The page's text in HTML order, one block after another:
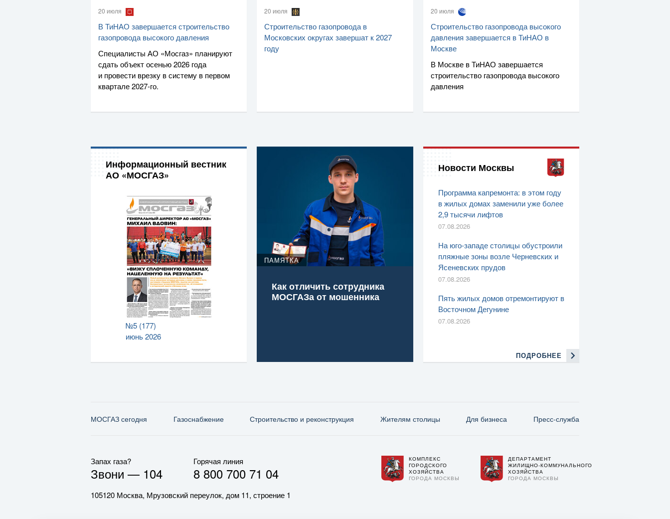
20 июля
В ТиНАО завершается строительство
газопровода высокого давления
Специалисты АО «Мосгаз» планируют
сдать объект осенью 2026 года
и провести врезку в систему в первом
квартале2027-го.
20 июля
Строительство газопровода в
Московских округах завершат к 2027
году
20 июля
Строительство газопровода высокого
давления завершается в ТиНАО в
Москве
В Москве в ТиНАО завершается
строительство газопровода высокого
давления
Информационный вестник
АО «МОСГАЗ»
№5 (177)
июнь 2026
ПАМЯТКА
Как отличить сотрудника
МОСГАЗа от мошенника
Новости Москвы
Программа капремонта: в этом году
в жилых домах заменили уже более
2,9 тысячи лифтов
07.08.2026
На юго-западе столицы обустроили
пляжные зоны возле Черневских и
Ясеневских прудов
07.08.2026
Пять жилых домов отремонтируют в
Восточном Дегунине
07.08.2026
ПОДРОБНЕЕ
МОСГАЗ сегодня Газо­снабжение Строительство и реконструкция Жителям столицы Для бизнеса Пресс-служба
Запах газа?
Звони — 104
Горячая линия
8 800 700 71 04
105120 Москва, Мрузовский переулок, дом 11, строение 1
КОМПЛЕКС
ГОРОДСКОГО
ХОЗЯЙСТВА
ГОРОДА МОСКВЫ
ДЕПАРТАМЕНТ
ЖИЛИЩНО-КОММУНАЛЬНОГО
ХОЗЯЙСТВА
ГОРОДА МОСКВЫ